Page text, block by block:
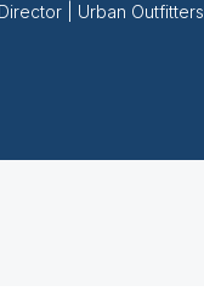
| Urban Outfitters